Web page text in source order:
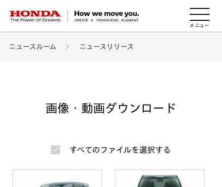
HONDA The Power of Dreams
ニュースルーム ニュースリリース
画像・動画ダウンロード
すべてのファイルを選択する